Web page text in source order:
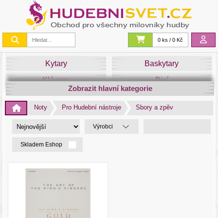
0 ks / 0 Kč
Kytary
Baskytary
Klávesy
Bicí
Smyčce
Dechy
Světla
Zvuk&Studio
Zobrazit hlavní kategorie
Noty Pro Hudební nástroje Sbory a zpěv
Výrobci
Skladem Eshop